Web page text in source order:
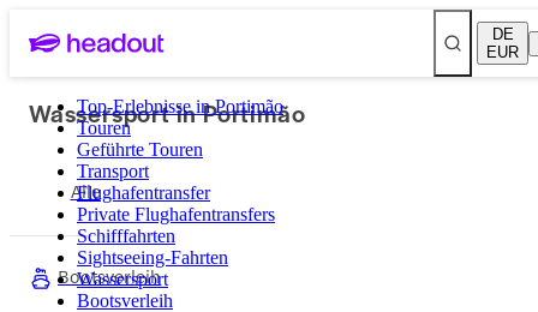
DE
EUR
Top-Erlebnisse in Portimão
Touren
Geführte Touren
Transport
Flughafentransfer
Private Flughafentransfers
Schifffahrten
Sightseeing-Fahrten
Wassersport
Bootsverleih
Wassersport in Portimão
Alle
Bootsverleih